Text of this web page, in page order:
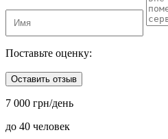
Поставьте оценку:
Оставить отзыв
7 000 грн/день
до 40 человек